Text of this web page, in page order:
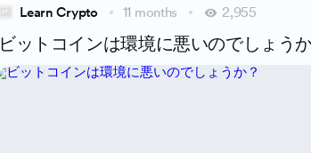
Learn Crypto 11 months 2,955
ビットコインは環境に悪いのでしょう